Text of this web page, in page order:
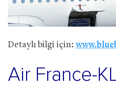
Detaylı bilgi için:
Air France-